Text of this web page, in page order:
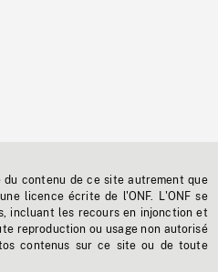
du contenu de ce site autrement que
licence écrite de l'ONF. L'ONF se
incluant les recours en injonction et
reproduction ou usage non autorisé
contenus sur ce site ou de toute